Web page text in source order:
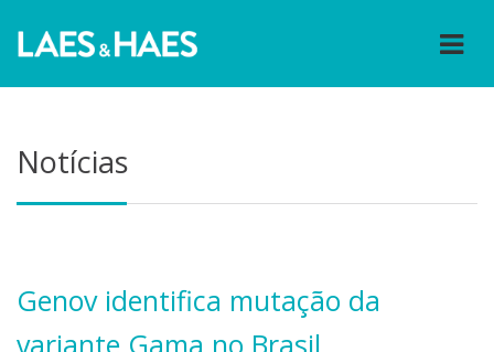
Notícias
Genov identifica mutação da